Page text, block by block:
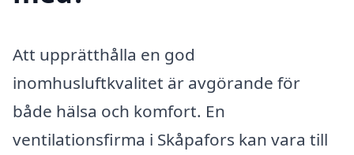
Att upprätthålla en god
inomhusluftkvalitet är avgörande för
både hälsa och komfort. En
ventilationsfirma i Skåpafors kan vara till